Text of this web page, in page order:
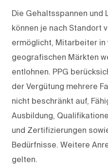
Die Gehaltsspannen und
können je nach Standort
ermöglicht, Mitarbeiter in
geografischen Märkten
entlohnen. PPG
der Vergütung mehrere
nicht beschränkt auf,
Ausbildung,
und Zertifizierungen
Bedürfnisse. Weitere
gelten.